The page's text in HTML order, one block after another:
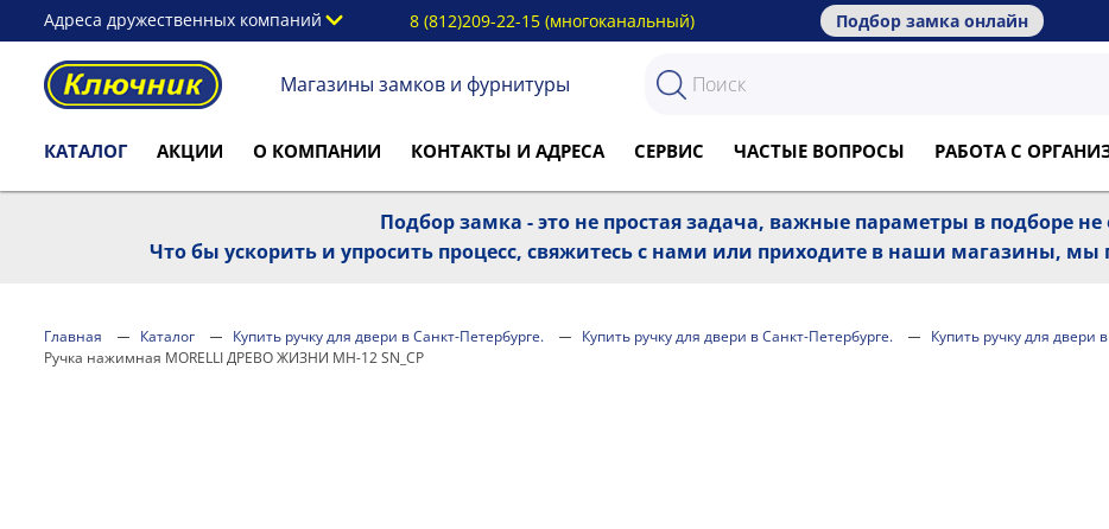
Адреса дружественных компаний 8 (812)209-22-15 (многоканальный) Подбор замка онлайн
Магазины замков и фурнитуры
КАТАЛОГ АКЦИИ О КОМПАНИИ КОНТАКТЫ И АДРЕСА СЕРВИС ЧАСТЫЕ ВОПРОСЫ РАБОТА С
Подбор замка - это не простая задача, важные параметры в подборе
Что бы ускорить и упросить процесс, свяжитесь с нами или приходите в наши магазины,
Главная Каталог Купить ручку для двери в Санкт-Петербурге. Купить ручку для двери в Санкт-Петербурге.
Купить ручку для двери
Ручка нажимная MORELLI ДРЕВО ЖИЗНИ MH-12 SN_CP